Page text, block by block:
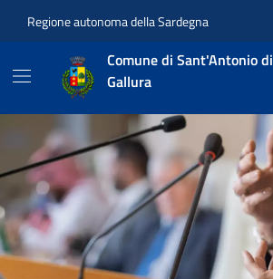
Regione autonoma della Sardegna
Comune di Sant'Antonio di
Gallura